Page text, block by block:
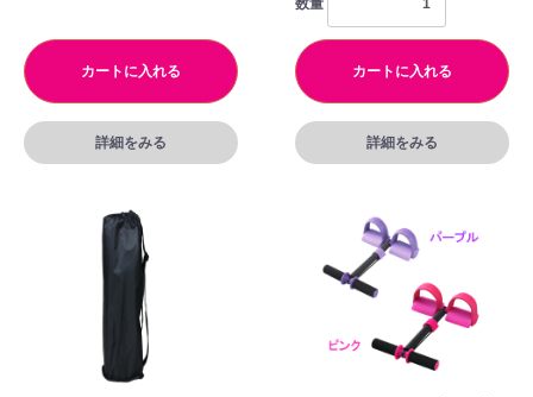
カートに入れる
詳細をみる
数量
カートに入れる
詳細をみる